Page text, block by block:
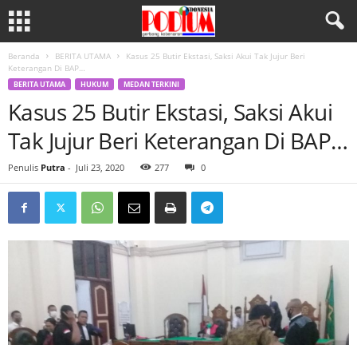
Beranda BERITA UTAMA
Kasus 25 Butir Ekstasi, Saksi Akui Tak Jujur Beri
Keterangan Di BAP…
BERITA UTAMA HUKUM MEDAN TERKINI
Kasus 25 Butir Ekstasi, Saksi Akui
Tak Jujur Beri Keterangan Di BAP…
Penulis Putra - Juli 23, 2020 277 0